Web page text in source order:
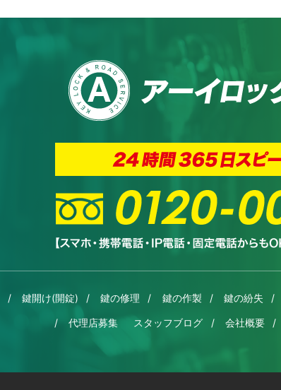
鍵開け(開錠) 鍵の修理 鍵の作製 鍵の紛失
代理店募集 スタッフブログ 会社概要